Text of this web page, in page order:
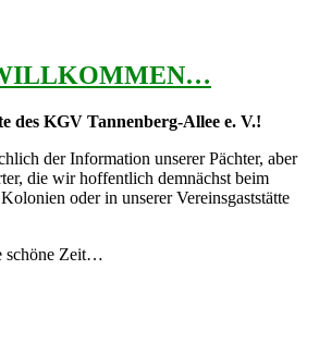
des KGV Tannenberg-Allee e. V.!
der Information unserer Pächter, aber
die wir hoffentlich demnächst beim
oder in unserer Vereinsgaststätte
schöne Zeit…